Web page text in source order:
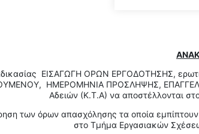
ΕΙΣΑΓΩΓΗ ΟΡΩΝ ΕΡΓΟΔΟΤΗΣΗΣ,
ΗΜΕΡΟΜΗΝΙΑ ΠΡΟΣΛΗΨΗΣ,
Αδειών (Κ.Τ.Α) να αποστέλλονται
των όρων απασχόλησης τα οποία εμπίπτουν
στο Τμήμα Εργασιακών